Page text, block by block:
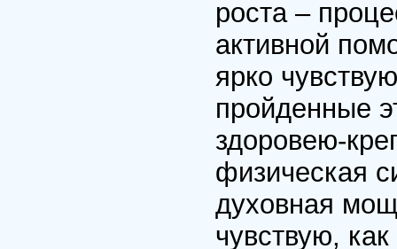
роста –
активной
ярко
пройденные
здоровею-
физическая
духовная
чувствую,